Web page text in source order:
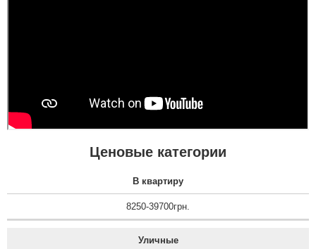
Ценовые категории
В квартиру
8250-39700грн.
Уличные